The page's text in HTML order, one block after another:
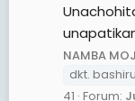
NAMBA
dkt.
41 Forum: